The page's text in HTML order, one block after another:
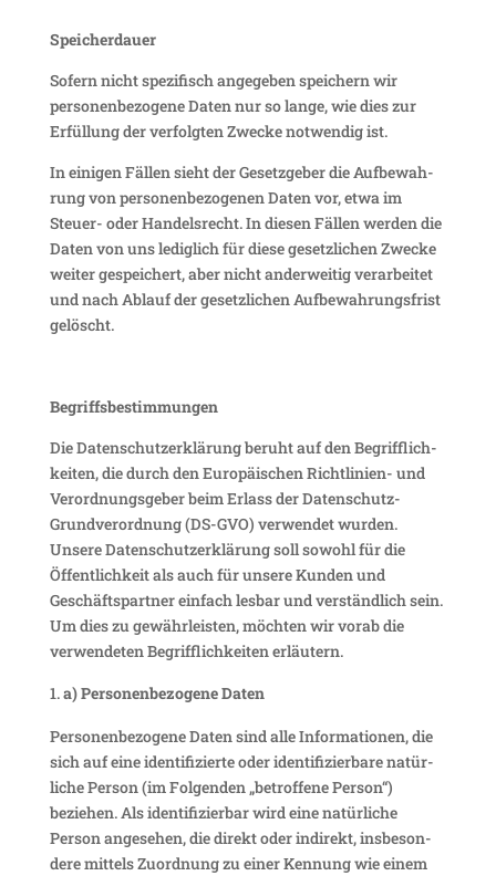
Spei­cher­dauer
Sofern nicht spezi­fisch ange­geben spei­chern wir
perso­nen­be­zo­gene Daten nur so lange, wie dies zur
Erfül­lung der verfolgten Zwecke notwendig ist.
In einigen Fällen sieht der Gesetz­geber die Aufbe­wah­
rung von perso­nen­be­zo­genen Daten vor, etwa im
Steuer- oder Handels­recht. In diesen Fällen werden die
Daten von uns ledig­lich für diese gesetz­li­chen Zwecke
weiter gespei­chert, aber nicht ander­weitig verar­beitet
und nach Ablauf der gesetz­li­chen Aufbe­wah­rungs­frist
gelöscht.
Begriffs­be­stim­mungen
Die Daten­schutz­er­klä­rung beruht auf den Begriff­lich­
keiten, die durch den Euro­päi­schen Richt­li­nien- und
Verord­nungs­geber beim Erlass der Daten­schutz-
Grund­ver­ord­nung (DS-GVO) verwendet wurden.
Unsere Daten­schutz­er­klä­rung soll sowohl für die
Öffent­lich­keit als auch für unsere Kunden und
Geschäfts­partner einfach lesbar und verständ­lich sein.
Um dies zu gewähr­leisten, möchten wir vorab die
verwen­deten Begriff­lich­keiten erläutern.
a) Perso­nen­be­zo­gene Daten
Perso­nen­be­zo­gene Daten sind alle Infor­ma­tionen, die
sich auf eine iden­ti­fi­zierte oder iden­ti­fi­zier­bare natür­
liche Person (im Folgenden „betrof­fene Person“)
beziehen. Als iden­ti­fi­zierbar wird eine natür­liche
Person ange­sehen, die direkt oder indi­rekt, insbe­son­
dere mittels Zuord­nung zu einer Kennung wie einem